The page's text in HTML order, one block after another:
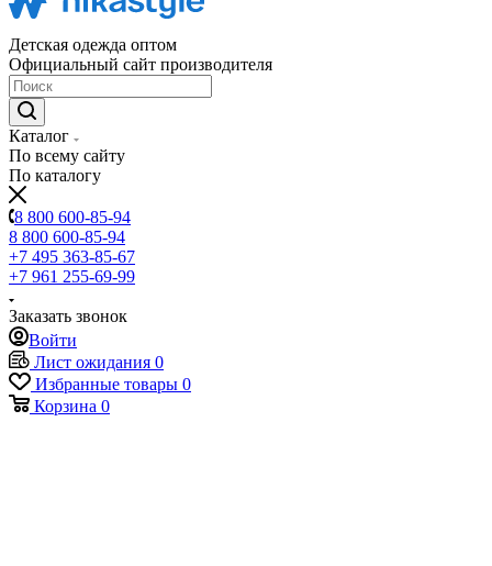
Детская одежда оптом
Официальный сайт производителя
Каталог
По всему сайту
По каталогу
8 800 600-85-94
8 800 600-85-94
+7 495 363-85-67
+7 961 255-69-99
Заказать звонок
Войти
Лист ожидания 0
Избранные товары 0
Корзина 0